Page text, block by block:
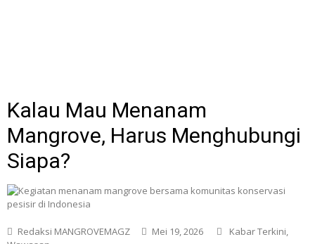
Kalau Mau Menanam
Mangrove, Harus Menghubungi
Siapa?
Redaksi MANGROVEMAGZ Mei 19, 2026 Kabar Terkini,